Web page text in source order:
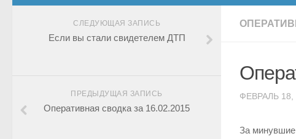
ФЕВРАЛЬ 18,
За минувшие
СЛЕДУЮЩАЯ ЗАПИСЬ
Если вы стали свидетелем ДТП
ПРЕДЫДУЩАЯ ЗАПИСЬ
Оперативная сводка за 16.02.2015